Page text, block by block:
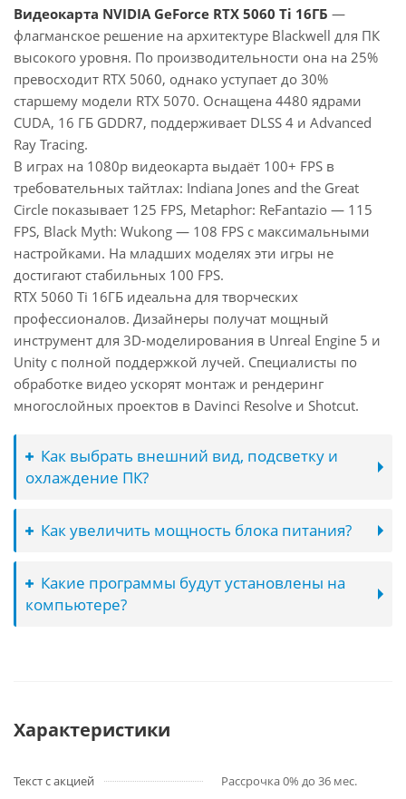
Видеокарта NVIDIA GeForce RTX 5060 Ti 16ГБ —
флагманское решение на архитектуре Blackwell для ПК
высокого уровня. По производительности она на 25%
превосходит RTX 5060, однако уступает до 30%
старшему модели RTX 5070. Оснащена 4480 ядрами
CUDA, 16 ГБ GDDR7, поддерживает DLSS 4 и Advanced
Ray Tracing.
В играх на 1080p видеокарта выдаёт 100+ FPS в
требовательных тайтлах: Indiana Jones and the Great
Circle показывает 125 FPS, Metaphor: ReFantazio — 115
FPS, Black Myth: Wukong — 108 FPS с максимальными
настройками. На младших моделях эти игры не
достигают стабильных 100 FPS.
RTX 5060 Ti 16ГБ идеальна для творческих
профессионалов. Дизайнеры получат мощный
инструмент для 3D-моделирования в Unreal Engine 5 и
Unity с полной поддержкой лучей. Специалисты по
обработке видео ускорят монтаж и рендеринг
многослойных проектов в Davinci Resolve и Shotcut.
Как выбрать внешний вид, подсветку и
охлаждение ПК?
Как увеличить мощность блока питания?
Какие программы будут установлены на
компьютере?
Характеристики
Текст с акцией Рассрочка 0% до 36 мес.